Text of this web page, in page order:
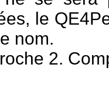
le
nom.
2.